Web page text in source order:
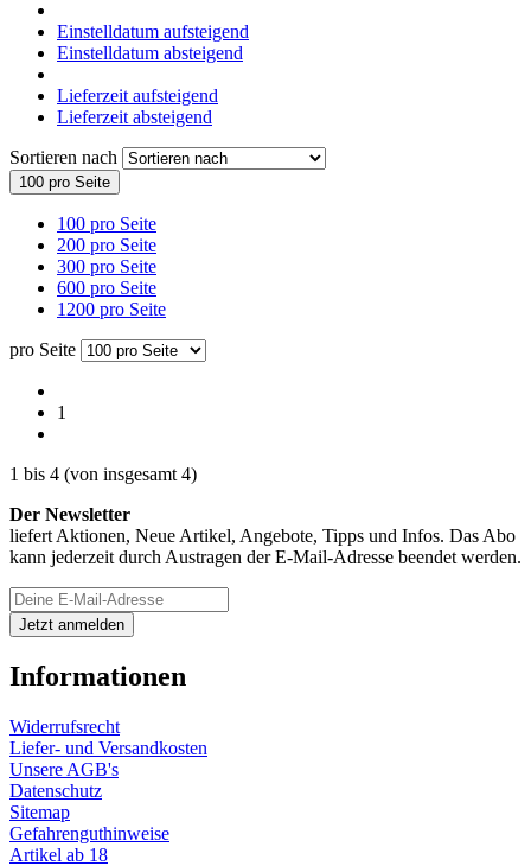
Einstelldatum aufsteigend
Einstelldatum absteigend
Lieferzeit aufsteigend
Lieferzeit absteigend
Sortieren nach
100 pro Seite
100 pro Seite
200 pro Seite
300 pro Seite
600 pro Seite
1200 pro Seite
pro Seite
1
1 bis 4 (von insgesamt 4)
Der Newsletter
liefert Aktionen, Neue Artikel, Angebote, Tipps und Infos. Das Abo
kann jederzeit durch Austragen der E-Mail-Adresse beendet werden.
Informationen
Widerrufsrecht
Liefer- und Versandkosten
Unsere AGB's
Datenschutz
Sitemap
Gefahrenguthinweise
Artikel ab 18